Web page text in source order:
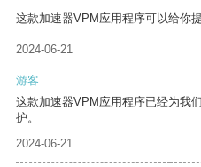
这款加速器VPM应用程序可以给你
2024-06-21
游客
这款加速器VPM应用程序已经为我
护。
2024-06-21